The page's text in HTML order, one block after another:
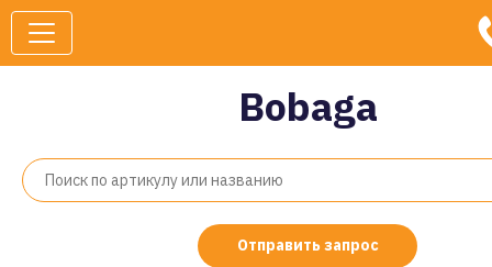
Bobaga
Отправить запрос